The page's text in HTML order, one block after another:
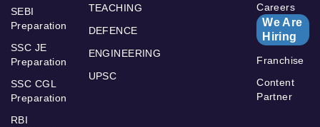
SEBI
Preparation
SSC JE
Preparation
SSC CGL
Preparation
RBI
TEACHING
DEFENCE
ENGINEERING
UPSC
Careers
We Are
Hiring
Franchise
Content
Partner